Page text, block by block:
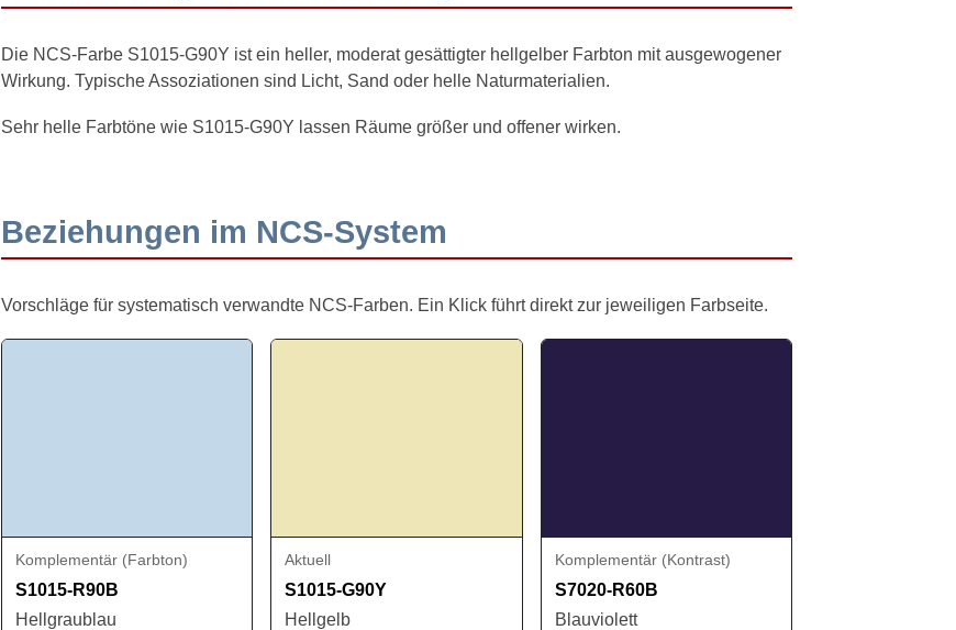
Die NCS-Farbe S1015-G90Y ist ein heller, moderat gesättigter hellgelber Farbton mit ausgewogener
Wirkung. Typische Assoziationen sind Licht, Sand oder helle Naturmaterialien.
Sehr helle Farbtöne wie S1015-G90Y lassen Räume größer und offener wirken.
Beziehungen im NCS-System
Vorschläge für systematisch verwandte NCS-Farben. Ein Klick führt direkt zur jeweiligen Farbseite.
Komplementär (Farbton)
S1015-R90B
Hellgraublau
Aktuell
S1015-G90Y
Hellgelb
Komplementär (Kontrast)
S7020-R60B
Blauviolett